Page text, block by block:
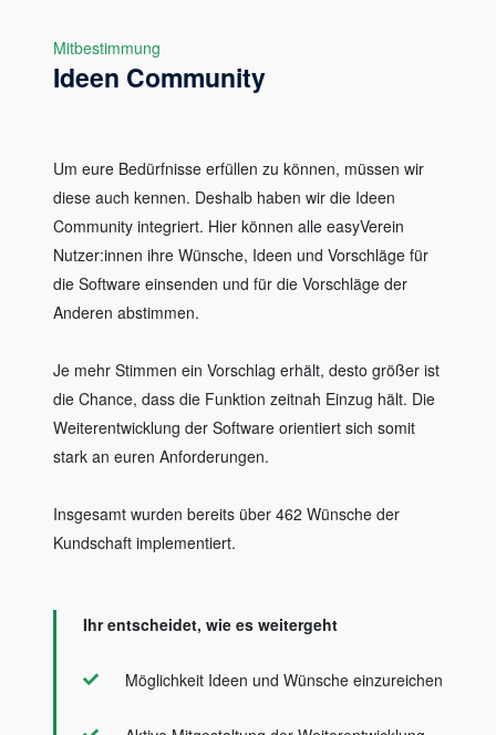
Mitbestimmung
Ideen Community
Um eure Bedürfnisse erfüllen zu können, müssen wir
diese auch kennen. Deshalb haben wir die Ideen
Community integriert. Hier können alle easyVerein
Nutzer:innen ihre Wünsche, Ideen und Vorschläge für
die Software einsenden und für die Vorschläge der
Anderen abstimmen.
Je mehr Stimmen ein Vorschlag erhält, desto größer ist
die Chance, dass die Funktion zeitnah Einzug hält. Die
Weiterentwicklung der Software orientiert sich somit
stark an euren Anforderungen.
Insgesamt wurden bereits über 462 Wünsche der
Kundschaft implementiert.
Ihr entscheidet, wie es weitergeht
Möglichkeit Ideen und Wünsche einzureichen